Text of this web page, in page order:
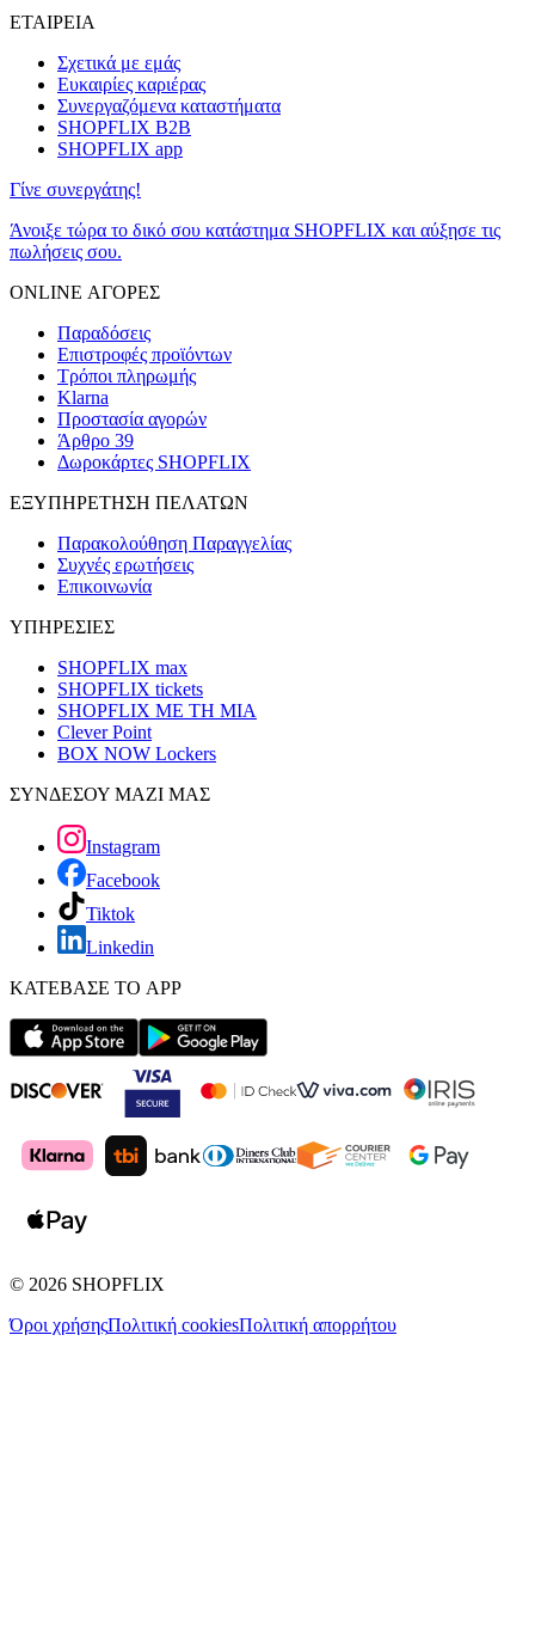
ΕΤΑΙΡΕΙΑ
Σχετικά με εμάς
Ευκαιρίες καριέρας
Συνεργαζόμενα καταστήματα
SHOPFLIX B2B
SHOPFLIX app
Γίνε συνεργάτης!
Άνοιξε τώρα το δικό σου κατάστημα SHOPFLIX και αύξησε τις
πωλήσεις σου.
ONLINE ΑΓΟΡΕΣ
Παραδόσεις
Επιστροφές προϊόντων
Τρόποι πληρωμής
Klarna
Προστασία αγορών
Άρθρο 39
Δωροκάρτες SHOPFLIX
ΕΞΥΠΗΡΕΤΗΣΗ ΠΕΛΑΤΩΝ
Παρακολούθηση Παραγγελίας
Συχνές ερωτήσεις
Επικοινωνία
ΥΠΗΡΕΣΙΕΣ
SHOPFLIX max
SHOPFLIX tickets
SHOPFLIX ΜΕ ΤΗ ΜΙΑ
Clever Point
BOX NOW Lockers
ΣΥΝΔΕΣΟΥ ΜΑΖΙ ΜΑΣ
Instagram
Facebook
Tiktok
Linkedin
ΚΑΤΕΒΑΣΕ ΤΟ APP
© 2026 SHOPFLIX
Όροι χρήσηςΠολιτική cookiesΠολιτική απορρήτου